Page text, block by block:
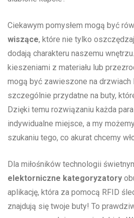
Ciekawym pomysłem mogą ​być
⁣wiszące, które nie ‌tylko
dodają ‌charakteru naszemu
kieszeniami z materiału‌ lub​
mogą ⁣być zawieszone na drzwiach
szczególnie przydatne⁣ na buty,‌
Dzięki temu rozwiązaniu każda
⁣indywidualne miejsce, a my
​szukaniu tego, co akurat chcemy
Dla miłośników technologii‍
elektorniczne kategoryzatory
aplikację, która‌ za pomocą RFID‍
‌znajdują się twoje buty! To